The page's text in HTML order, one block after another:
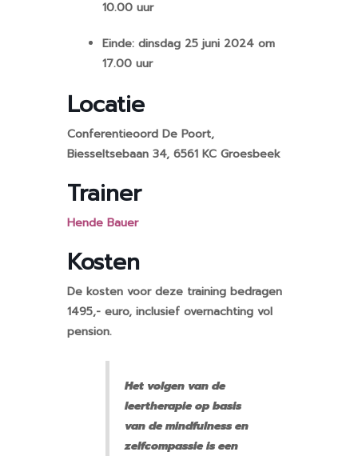
10.00 uur
Einde: dinsdag 25 juni 2024 om
17.00 uur
Locatie
Conferentieoord De Poort,
Biesseltsebaan 34, 6561 KC Groesbeek
Trainer
Hende Bauer
Kosten
De kosten voor deze training bedragen
1495,- euro, inclusief overnachting vol
pension.
Het volgen van de
leertherapie op basis
van de mindfulness en
zelfcompassie is een